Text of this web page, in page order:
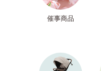
催事商品